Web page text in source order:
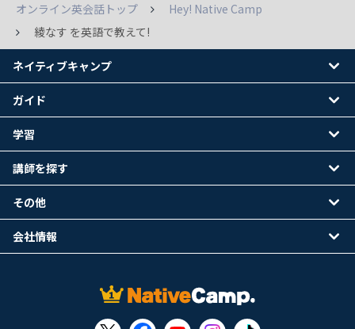
オンライン英会話トップ
Hey! Native Camp
綾なす を英語で教えて!
ネイティブキャンプ
ガイド
学習
講師を探す
その他
会社情報